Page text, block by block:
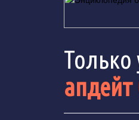
Только